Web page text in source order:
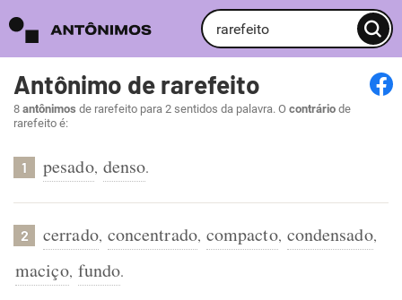
Antônimo de rarefeito
8 antônimos de rarefeito para 2 sentidos da palavra. O contrário de
rarefeito é:
1 pesado, denso.
2 cerrado, concentrado, compacto, condensado,
maciço, fundo.